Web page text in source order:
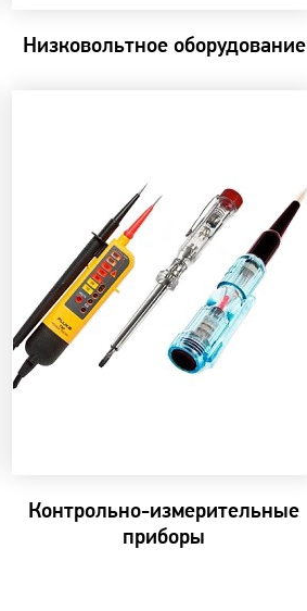
Низковольтное оборудование
Контрольно-измерительные
приборы